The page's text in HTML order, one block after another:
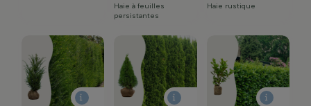
Haie à feuilles
persistantes
Haie rustique